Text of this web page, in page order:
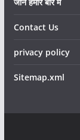
Contact Us
privacy policy
Sitemap.xml